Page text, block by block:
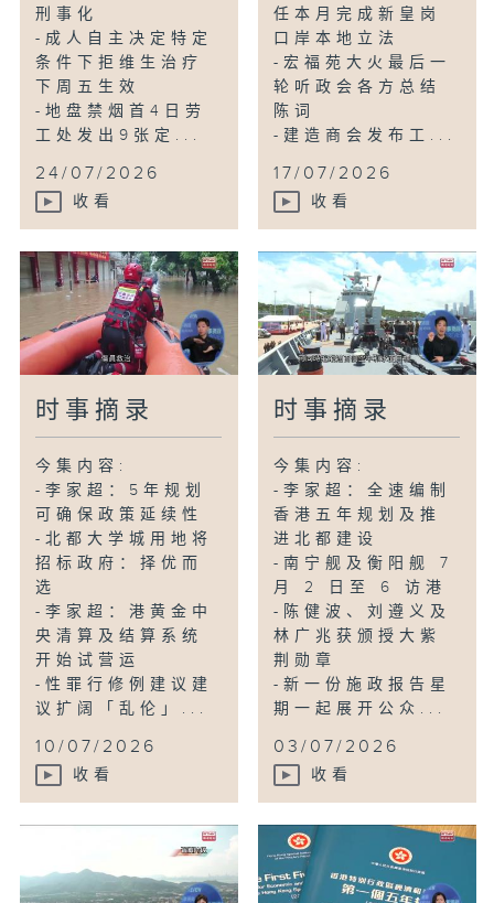
刑事化
-成人自主决定特定
条件下拒维生治疗
下周五生效
-地盘禁烟首4日劳
工处发出9张定...
24/07/2026
收看
任本月完成新皇岗
口岸本地立法
-宏福苑大火最后一
轮听政会各方总结
陈词
-建造商会发布工...
17/07/2026
收看
时事摘录
今集内容:
-李家超：5年规划
可确保政策延续性
-北都大学城用地将
招标政府：择优而
选
-李家超：港黄金中
央清算及结算系统
开始试营运
-性罪行修例建议建
议扩阔「乱伦」...
10/07/2026
收看
时事摘录
今集内容:
-李家超：全速编制
香港五年规划及推
进北都建设
-南宁舰及衡阳舰 7
月 2 日至 6 访港
-陈健波、刘遵义及
林广兆获颁授大紫
荆勋章
-新一份施政报告星
期一起展开公众...
03/07/2026
收看